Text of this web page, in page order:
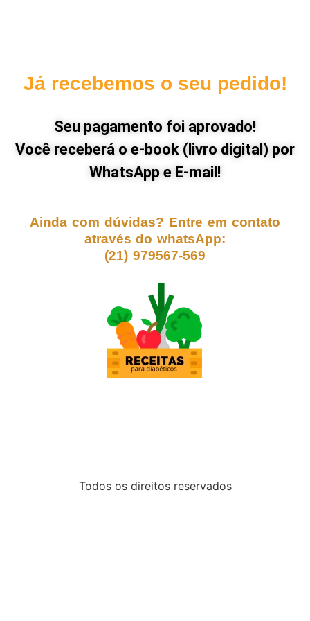
Já recebemos o seu pedido!
Seu pagamento foi aprovado!
Você receberá o e-book (livro digital) por
WhatsApp e E-mail!
Ainda com dúvidas? Entre em contato
através do whatsApp:
(21) 979567-569
Todos os direitos reservados